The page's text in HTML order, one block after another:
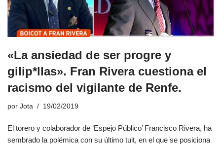
«La ansiedad de ser progre y
gilip*llas». Fran Rivera cuestiona el
racismo del vigilante de Renfe.
por Jota 19/02/2019
El torero y colaborador de ‘Espejo Público’ Francisco Rivera, ha
sembrado la polémica con su último tuit, en el que se posiciona